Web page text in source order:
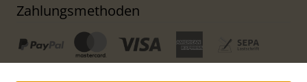
Zahlungsmethoden